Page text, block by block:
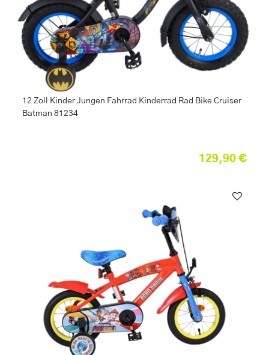
12 Zoll Kinder Jungen Fahrrad Kinderrad Rad Bike Cruiser
Batman 81234
129,90 €